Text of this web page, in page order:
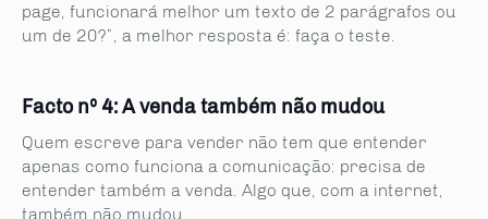
page, funcionará melhor um texto de 2 parágrafos ou
um de 20?”, a melhor resposta é: faça o teste.
Facto nº 4: A venda também não mudou
Quem escreve para vender não tem que entender
apenas como funciona a comunicação: precisa de
entender também a venda. Algo que, com a internet,
também não mudou.